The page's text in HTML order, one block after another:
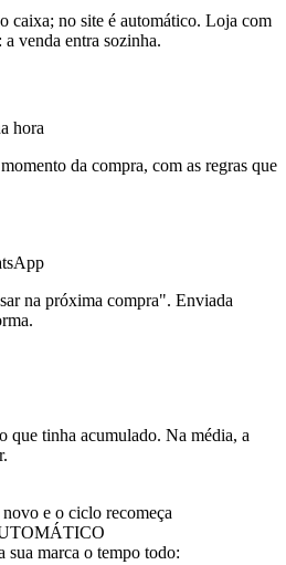
caixa; no site é automático. Loja com
venda entra sozinha.
hora
da compra, com as regras que
na próxima compra". Enviada
que tinha acumulado. Na média, a
e o ciclo recomeça
sua marca o tempo todo: